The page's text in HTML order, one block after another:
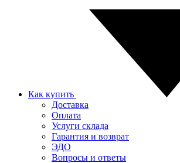
Как купить
Доставка
Оплата
Услуги склада
Гарантия и возврат
ЭДО
Вопросы и ответы